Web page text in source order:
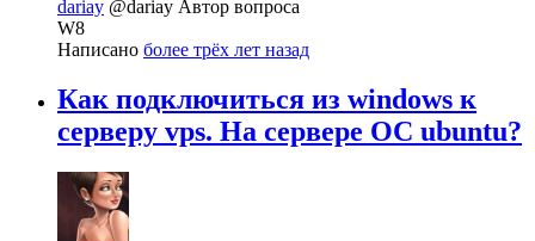
dariay @dariay Автор вопроса
W8
Написано более трёх лет назад
Как подключиться из windows к
серверу vps. На сервере ОС ubuntu?